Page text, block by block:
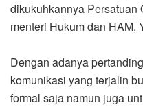
dikukuhkannya Persatuan
menteri Hukum dan HAM,
Dengan adanya
komunikasi yang terjalin
formal saja namun juga